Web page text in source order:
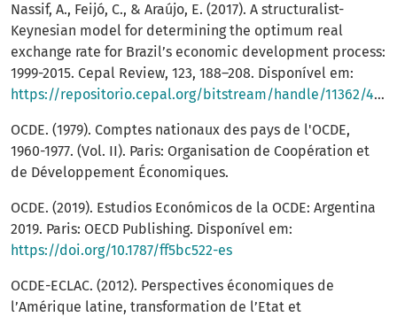
Nassif, A., Feijó, C., & Araújo, E. (2017). A structuralist-
Keynesian model for determining the optimum real
exchange rate for Brazil’s economic development process:
1999-2015. Cepal Review, 123, 188–208. Disponível em:
https://repositorio.cepal.org/bitstream/handle/11362/43449/1/RVI123_Nassif.pdf
OCDE. (1979). Comptes nationaux des pays de l'OCDE,
1960-1977. (Vol. II). Paris: Organisation de Coopération et
de Développement Économiques.
OCDE. (2019). Estudios Económicos de la OCDE: Argentina
2019. Paris: OECD Publishing. Disponível em:
https://doi.org/10.1787/ff5bc522-es
OCDE-ECLAC. (2012). Perspectives économiques de
l’Amérique latine, transformation de l’Etat et